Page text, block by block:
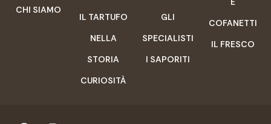
CHI SIAMO
IL TARTUFO
NELLA
STORIA
CURIOSITÀ
GLI
SPECIALISTI
I SAPORITI
COFANETTI
IL FRESCO